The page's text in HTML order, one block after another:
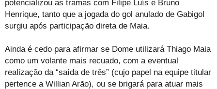
potencializou as tramas com Filipe Luís e Bruno
Henrique, tanto que a jogada do gol anulado de Gabigol
surgiu após participação direta de Maia.
Ainda é cedo para afirmar se Dome utilizará Thiago Maia
como um volante mais recuado, com a eventual
realização da “saída de três” (cujo papel na equipe titular
pertence a Willian Arão), ou se brigará para atuar mais